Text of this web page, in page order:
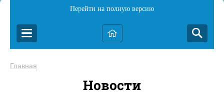
Перейти на полную версию
Главная
Новости